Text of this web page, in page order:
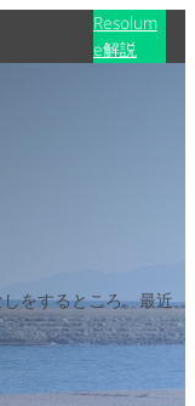
Resolum
e解説
しをするところ。最近